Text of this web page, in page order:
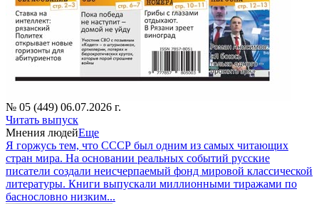
№ 05 (449) 06.07.2026 г.
Читать выпуск
Мнения людейЕще
Я горжусь тем, что СССР был одним из самых читающих
стран мира. На основании реальных событий русские
писатели создали неисчерпаемый фонд мировой классической
литературы. Книги выпускали миллионными тиражами по
баснословно низким...